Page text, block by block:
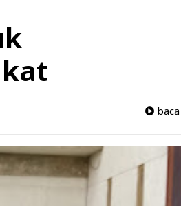
baca